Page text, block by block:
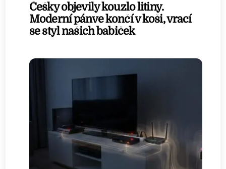
Češky objevily kouzlo litiny.
Moderní pánve končí v koši, vrací
se styl našich babiček